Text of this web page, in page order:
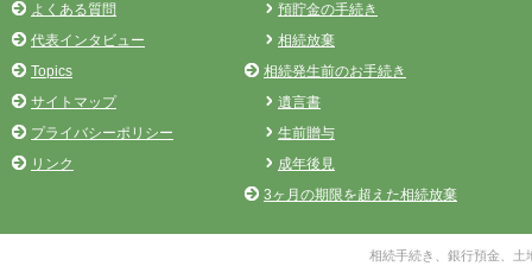
よくある質問
代表インタビュー
Topics
サイトマップ
プライバシーポリシー
リンク
預貯金の手続き
相続放棄
相続発生前のお手続き
遺言書
生前贈与
成年後見
3ヶ月の期限を超えた相続放棄
相続手続き、銀行預金、土